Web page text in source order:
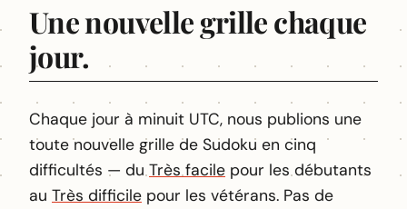
Une nouvelle grille chaque
jour.
Chaque jour à minuit UTC, nous publions une
toute nouvelle grille de Sudoku en cinq
difficultés — duTrès facile pour les débutants
au Très difficile pour les vétérans. Pas de